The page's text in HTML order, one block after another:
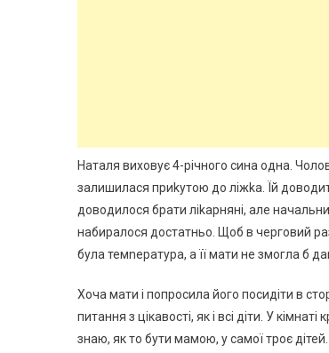
Наталя виховує 4-річного сина одна.
залишилася приkутою до ліжkа. Їй
доводилося брати ліkарняні, але
набиралося достатньо. Щоб в черговий
була темnература, а її мати не змогла б
Хоча мати і попросила його посидіти в
питання з цікавості, як і всі діти. У
знаю, як то бути мамою, у самої троє